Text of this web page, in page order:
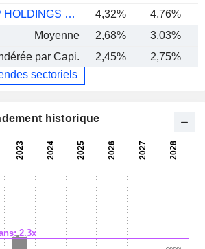
DBS GROUP HOLDINGS LTD
4,32% 4,76%
Moyenne
2,68% 3,03%
par Capi.
2,45% 2,75%
sectoriels
historique